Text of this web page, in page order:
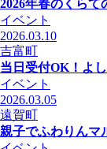
2026年春のくらて
イベント
2026.03.10
吉富町
当日受付OK！よ
イベント
2026.03.05
遠賀町
親子でふわりんマ